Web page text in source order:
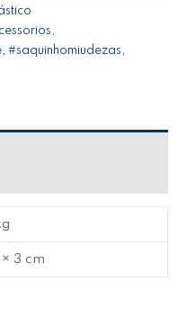
,
, #saquinhomiudezas,
3 cm